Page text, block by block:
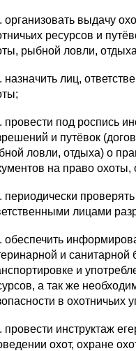
организовать выдачу
ресурсов и
рыбной ловли,
назначить лиц,
провести под роспись
и путёвок
ловли, отдыха) о
на право
периодически
лицами
обеспечить
и санитарной
и
а так же
в охотничьих
провести инструктаж
охот, охране